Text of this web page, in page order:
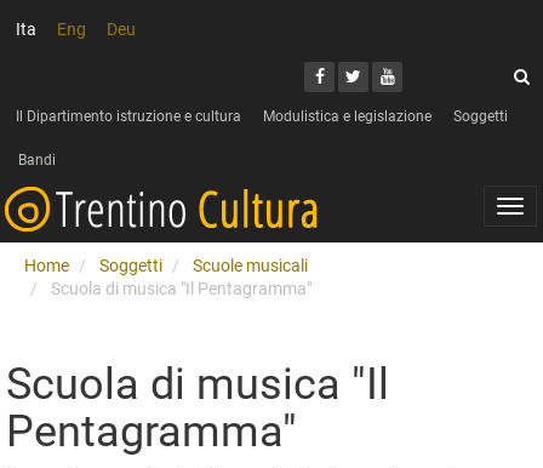
Ita Eng Deu
Facebook
Twitter
Youtube
Il Dipartimento istruzione e cultura Modulistica e legislazione Soggetti
Bandi
Home
Soggetti
Scuole musicali
Scuola di musica "Il Pentagramma"
Scuola di musica "Il
Pentagramma"